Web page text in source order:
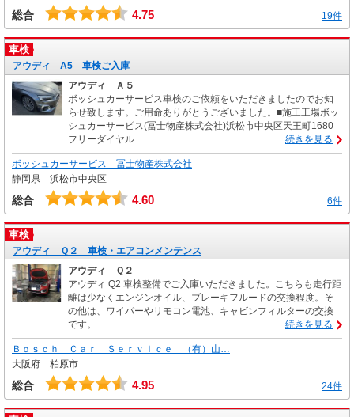
総合 4.75 19件
車検
アウディ A5 車検ご入庫
アウディ Ａ５
ボッシュカーサービス車検のご依頼をいただきましたのでお知
らせ致します。ご用命ありがとうございました。■施工工場ボッ
シュカーサービス(冨士物産株式会社)浜松市中央区天王町1680
フリーダイヤル
続きを見る
ボッシュカーサービス 冨士物産株式会社
静岡県 浜松市中央区
総合 4.60 6件
車検
アウディ Ｑ２ 車検・エアコンメンテンス
アウディ Ｑ２
アウディ Q2 車検整備でご入庫いただきました。こちらも走行距
離は少なくエンジンオイル、ブレーキフルードの交換程度。そ
の他は、ワイパーやリモコン電池、キャビンフィルターの交換
です。
続きを見る
Ｂｏｓｃｈ Ｃａｒ Ｓｅｒｖｉｃｅ （有）山…
大阪府 柏原市
総合 4.95 24件